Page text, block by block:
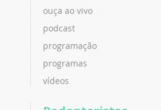
ouça ao vivo
podcast
programação
programas
vídeos